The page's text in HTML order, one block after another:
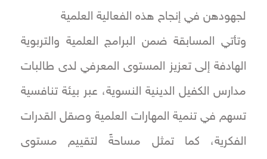
لجهودهن في إنجاح هذه الفعالية العلمية
وتأتي المسابقة ضمن البرامج العلمية والتربوية
الهادفة إلى تعزيز المستوى المعرفي لدى طالبات
مدارس الكفيل الدينية النسوية، عبر بيئة تنافسية
تسهم في تنمية المهارات العلمية وصقل القدرات
الفكرية، كما تمثل مساحةً لتقييم مستوى